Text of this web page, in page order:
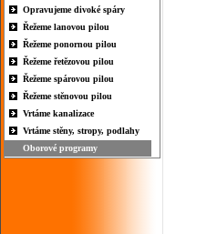
Opravujeme divoké spáry
Řežeme lanovou pilou
Řežeme ponornou pilou
Řežeme řetězovou pilou
Řežeme spárovou pilou
Řežeme stěnovou pilou
Vrtáme kanalizace
Vrtáme stěny, stropy, podlahy
Oborové programy